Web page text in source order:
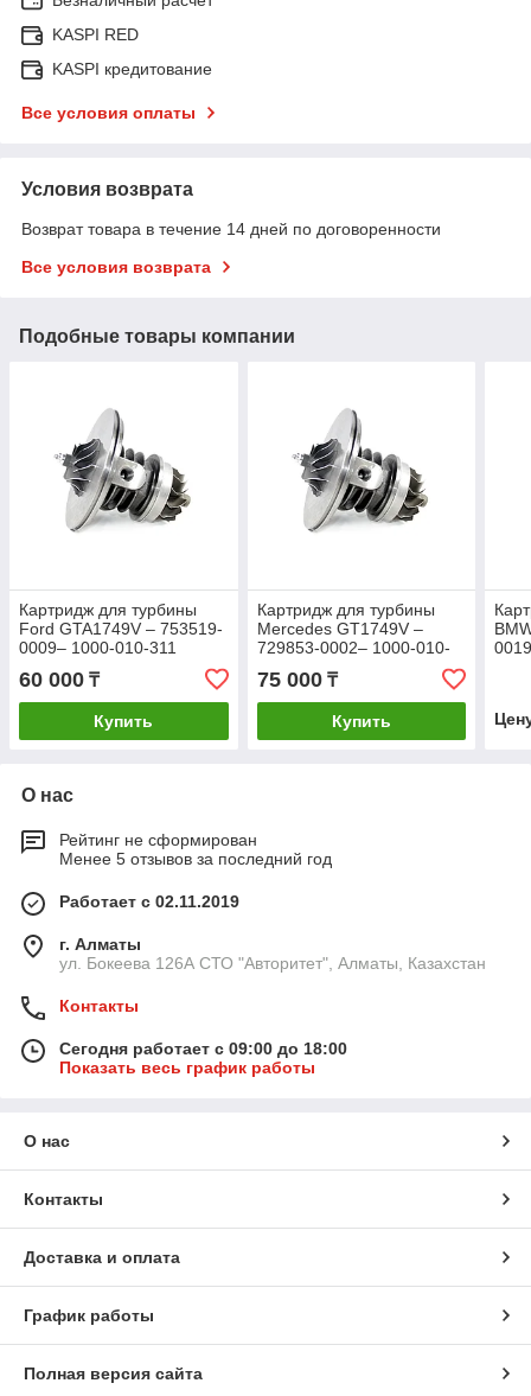
KASPI RED
KASPI кредитование
Все условия оплаты
Условия возврата
Возврат товара в течение 14 дней по договоренности
Все условия возврата
Подобные товары компании
Картридж для турбины
Ford GTA1749V – 753519-
0009– 1000-010-311
60 000 ₸
Купить
Картридж для турбины
Mercedes GT1749V –
729853-0002– 1000-010-
75 000₸
Купить
О нас
Рейтинг не сформирован
Менее 5 отзывов за последний год
Работает с 02.11.2019
г. Алматы
ул. Бокеева 126А СТО "Авторитет", Алматы, Казахстан
Контакты
Сегодня работает с 09:00 до 18:00
Показать весь график работы
О нас
Контакты
Доставка и оплата
График работы
Полная версия сайта